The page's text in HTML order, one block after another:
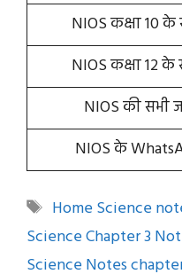
NIOS कक्षा 10
NIOS कक्षा 12
NIOS की सभी
NIOS के
Tags
Home Science
Science Chapter 3
Science Notes